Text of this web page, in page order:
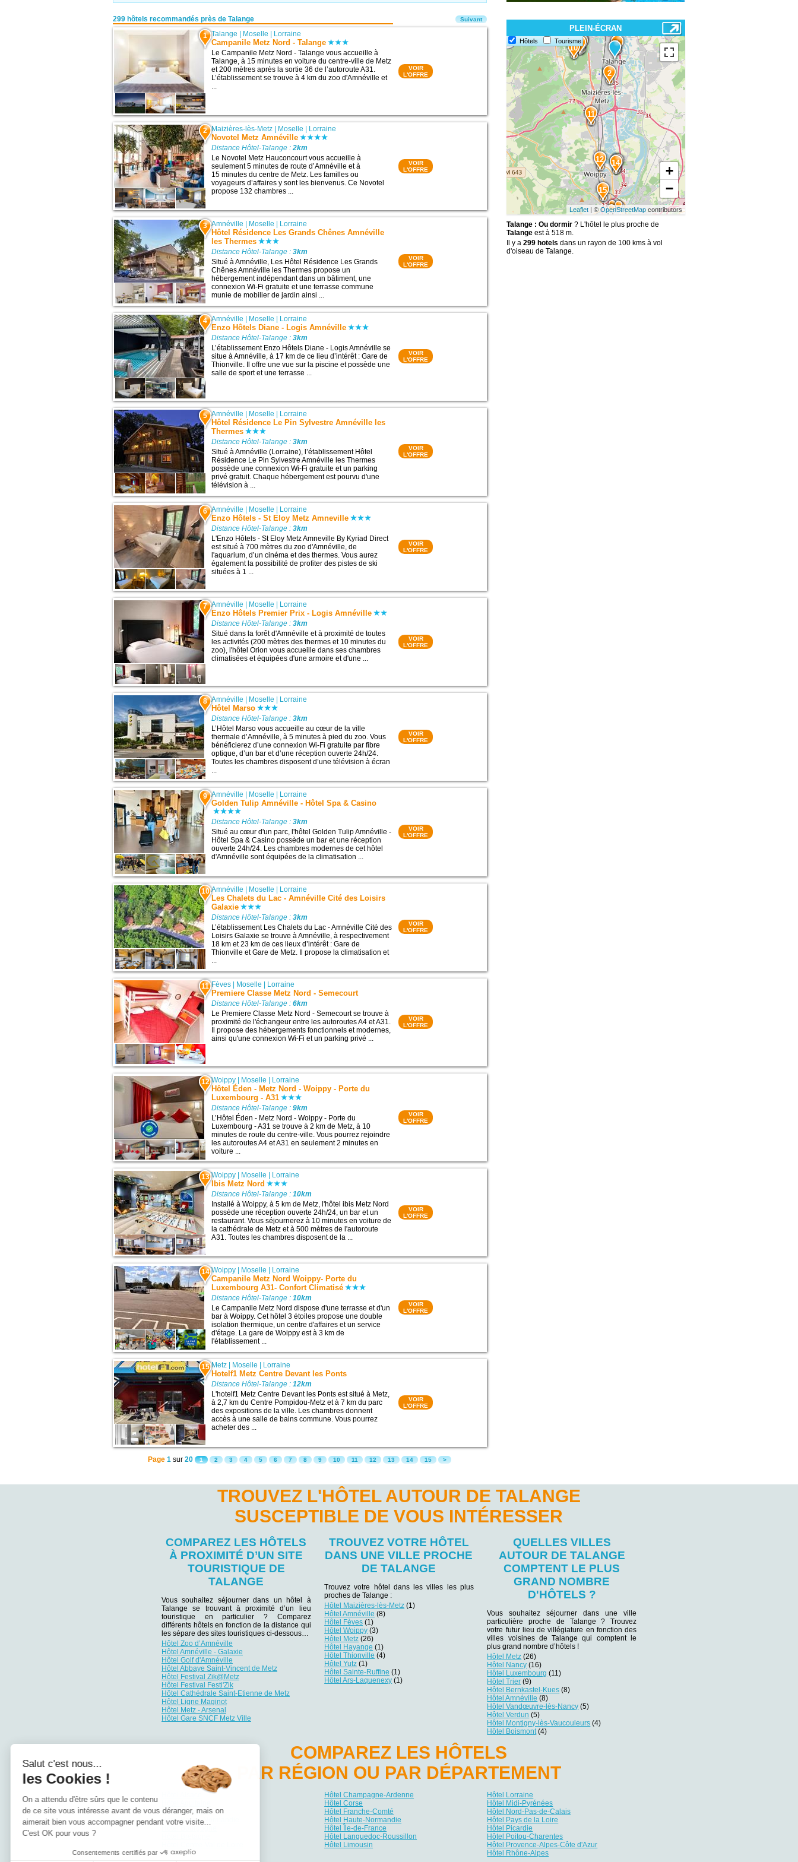
299 hôtels recommandés près de Talange
1 Talange | Moselle | Lorraine
Campanile Metz Nord - Talange
Le Campanile Metz Nord - Talange vous accueille à
Talange, à 15 minutes en voiture du centre-ville de Metz
et 200 mètres après la sortie 36 de l’autoroute A31.
L’établissement se trouve à 4 km du zoo d'Amnéville et
VOIR
L'OFFRE
2 Maizières-lès-Metz | Moselle | Lorraine
Novotel Metz Amnéville
Distance Hôtel-Talange :2km
Le Novotel Metz Hauconcourt vous accueille à
seulement 5 minutes de route d’Amnéville et à
15 minutes du centre de Metz. Les familles ou
voyageurs d’affaires y sont les bienvenus. Ce Novotel
propose 132 chambres ...
VOIR
L'OFFRE
3 Amnéville Moselle Lorraine
Hôtel Résidence Les Grands Chênes Amnéville
les Thermes
Distance Hôtel-Talange :3km
Situé à Amnéville, Les Hôtel Résidence Les Grands
Chênes Amnéville les Thermes propose un
hébergement indépendant dans un bâtiment, une
connexion Wi-Fi gratuite et une terrasse commune
munie de mobilier de jardin ainsi ...
VOIR
L'OFFRE
4 Amnéville Moselle Lorraine
Enzo Hôtels Diane - Logis Amnéville
Distance Hôtel-Talange :3km
L’établissement Enzo Hôtels Diane - Logis Amnéville se
situe à Amnéville, à 17 km de ce lieu d’intérêt : Gare de
Thionville. Il offre une vue sur la piscine et possède une
salle de sport et une terrasse ...
VOIR
L'OFFRE
5 Amnéville Moselle Lorraine
Hôtel Résidence Le Pin Sylvestre Amnéville les
Thermes
Distance Hôtel-Talange :3km
Situé à Amnéville (Lorraine), l’établissement Hôtel
Résidence Le Pin Sylvestre Amnéville les Thermes
possède une connexion Wi-Fi gratuite et un parking
privé gratuit. Chaque hébergement est pourvu d'une
télévision à ...
VOIR
L'OFFRE
6 Amnéville | Moselle | Lorraine
Enzo Hôtels - St Eloy Metz Amneville
Distance Hôtel-Talange :3km
L'Enzo Hôtels - St Eloy Metz Amneville By Kyriad Direct
est situé à 700 mètres du zoo d'Amnéville, de
l'aquarium, d’un cinéma et des thermes. Vous aurez
également la possibilité de profiter des pistes de ski
situées à 1 ...
VOIR
L'OFFRE
7 Amnéville | Moselle | Lorraine
Enzo Hôtels Premier Prix - Logis Amnéville
Distance Hôtel-Talange :3km
Situé dans la forêt d'Amnéville et à proximité de toutes
les activités (200 mètres des thermes et 10 minutes du
zoo), l'hôtel Orion vous accueille dans ses chambres
climatisées et équipées d'une armoire et d'une ...
VOIR
L'OFFRE
8 Amnéville | Moselle | Lorraine
Hôtel Marso
Distance Hôtel-Talange :3km
L’Hôtel Marso vous accueille au cœur de la ville
thermale d’Amnéville, à 5 minutes à pied du zoo. Vous
bénéficierez d’une connexion Wi-Fi gratuite par fibre
optique, d’un bar et d’une réception ouverte 24h/24.
Toutes les chambres disposent d’une télévision à écran
...
VOIR
L'OFFRE
9 Amnéville Moselle Lorraine
Golden Tulip Amnéville - Hôtel Spa & Casino
Distance Hôtel-Talange :3km
Situé au cœur d'un parc, l'hôtel Golden Tulip Amnéville -
Hôtel Spa & Casino possède un bar et une réception
ouverte 24h/24. Les chambres modernes de cet hôtel
d'Amnéville sont équipées de la climatisation ...
VOIR
L'OFFRE
10 Amnéville Moselle Lorraine
Les Chalets du Lac - Amnéville Cité des Loisirs
Galaxie
Distance Hôtel-Talange :3km
L’établissement Les Chalets du Lac - Amnéville Cité des
Loisirs Galaxie se trouve à Amnéville, à respectivement
18 km et 23 km de ces lieux d’intérêt : Gare de
Thionville et Gare de Metz. Il propose la climatisation et
...
VOIR
L'OFFRE
11 Fèves Moselle Lorraine
Premiere Classe Metz Nord - Semecourt
Distance Hôtel-Talange :6km
Le Premiere Classe Metz Nord - Semecourt se trouve à
proximité de l'échangeur entre les autoroutes A4 et A31.
Il propose des hébergements fonctionnels et modernes,
ainsi qu'une connexion Wi-Fi et un parking privé ...
VOIR
L'OFFRE
12 Woippy | Moselle | Lorraine
Hôtel Éden - Metz Nord - Woippy - Porte du
Luxembourg - A31
Distance Hôtel-Talange :9km
L’Hôtel Éden - Metz Nord - Woippy - Porte du
Luxembourg - A31 se trouve à 2 km de Metz, à 10
minutes de route du centre-ville. Vous pourrez rejoindre
les autoroutes A4 et A31 en seulement 2 minutes en
voiture ...
VOIR
L'OFFRE
13 Woippy | Moselle | Lorraine
Ibis Metz Nord
Distance Hôtel-Talange :10km
Installé à Woippy, à 5 km de Metz, l'hôtel ibis Metz Nord
possède une réception ouverte 24h/24, un bar et un
restaurant. Vous séjournerez à 10 minutes en voiture de
la cathédrale de Metz et à 500 mètres de l'autoroute
A31. Toutes les chambres disposent de la ...
VOIR
L'OFFRE
14 Woippy Moselle Lorraine
Campanile Metz Nord Woippy- Porte du
Luxembourg A31- Confort Climatisé
Distance Hôtel-Talange :10km
Le Campanile Metz Nord dispose d'une terrasse et d'un
bar à Woippy. Cet hôtel 3 étoiles propose une double
isolation thermique, un centre d'affaires et un service
d'étage. La gare de Woippy est à 3 km de
l'établissement ...
VOIR
L'OFFRE
15 Metz Moselle Lorraine
Hotelf1 Metz Centre Devant les Ponts
Distance Hôtel-Talange :12km
L'hotelf1 Metz Centre Devant les Ponts est situé à Metz,
à 2,7 km du Centre Pompidou-Metz et à 7 km du parc
des expositions de la ville. Les chambres donnent
accès à une salle de bains commune. Vous pourrez
acheter des ...
VOIR
L'OFFRE
Suivant
Page 1 sur20 1 2 3 4 5 6 7 8 9 10 11 12 13 14 15 >
PLEIN-ÉCRAN
Hôtels Tourisme
15
14
13
12
11
10
9
8
7
6
54
3
2
1
+
−
Leaflet | ©OpenStreetMap contributors
Talange : Ou dormir? L'hôtel le plus proche de
Talangeest à 518 m.
Il y a 299 hotels dans un rayon de 100 kms à vol
d'oiseau de Talange.
TROUVEZ L'HÔTEL AUTOUR DE TALANGE
SUSCEPTIBLE DE VOUS INTÉRESSER
COMPAREZ LES HÔTELS
À PROXIMITÉ D’UN SITE
TOURISTIQUE DE
TALANGE
Vous souhaitez séjourner dans un hôtel à
Talange se trouvant à proximité d’un lieu
touristique en particulier ? Comparez
différents hôtels en fonction de la distance qui
les sépare des sites touristiques ci-dessous…
Hôtel Zoo d’Amnéville
Hôtel Amnéville - Galaxie
Hôtel Golf d'Amnéville
Hôtel Abbaye Saint-Vincent de Metz
Hôtel Festival Zik@Metz
Hôtel Festival Festi'Zik
Hôtel Cathédrale Saint-Etienne de Metz
Hôtel Ligne Maginot
Hôtel Metz - Arsenal
Hôtel Gare SNCF Metz Ville
TROUVEZ VOTRE HÔTEL
DANS UNE VILLE PROCHE
DE TALANGE
Trouvez votre hôtel dans les villes les plus
proches de Talange :
Hôtel Maizières-lès-Metz (1)
Hôtel Amnéville (8)
Hôtel Fèves (1)
Hôtel Woippy (3)
Hôtel Metz (26)
Hôtel Hayange (1)
Hôtel Thionville (4)
Hôtel Yutz (1)
Hôtel Sainte-Ruffine (1)
Hôtel Ars-Laquenexy (1)
QUELLES VILLES
AUTOUR DE TALANGE
COMPTENT LE PLUS
GRAND NOMBRE
D'HÔTELS ?
Vous souhaitez séjourner dans une ville
particulière proche de Talange ? Trouvez
votre futur lieu de villégiature en fonction des
villes voisines de Talange qui comptent le
plus grand nombre d’hôtels !
Hôtel Metz (26)
Hôtel Nancy (16)
Hôtel Luxembourg (11)
Hôtel Trier (9)
Hôtel Bernkastel-Kues (8)
Hôtel Amnéville (8)
Hôtel Vandœuvre-lès-Nancy (5)
Hôtel Verdun (5)
Hôtel Montigny-lès-Vaucouleurs (4)
Hôtel Boismont (4)
COMPAREZ LES HÔTELS
PAR RÉGION OU PAR DÉPARTEMENT
Hôtel Auvergne
Hôtel Basse-Normandie
Hôtel Champagne-Ardenne
Hôtel Corse
Hôtel Franche-Comté
Hôtel Haute-Normandie
Hôtel Île-de-France
Hôtel Languedoc-Roussillon
Hôtel Limousin
Hôtel Lorraine
Hôtel Midi-Pyrénées
Hôtel Nord-Pas-de-Calais
Hôtel Pays de la Loire
Hôtel Picardie
Hôtel Poitou-Charentes
Hôtel Provence-Alpes-Côte d'Azur
Hôtel Rhône-Alpes
Salut c'est nous...
les Cookies !
On a attendu d'être sûrs que le contenu
de ce site vous intéresse avant de vous déranger, mais on
aimerait bien vous accompagner pendant votre visite...
C'est OK pour vous ?
Consentements certifiés par